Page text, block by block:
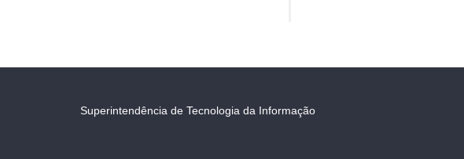
Superintendência de Tecnologia da Informação